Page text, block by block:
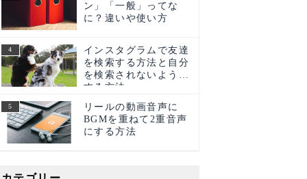
ン」「一般」ってな
に？違いや使い方
インスタグラムで友達
を検索する方法と自分
を検索されないように
する方法
リールの動画音声に
BGMを重ねて2重音声
にする方法